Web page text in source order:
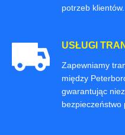
potrzeb klientów.
USŁUGI
Zapewniamy
między
gwarantując
bezpieczeństwo